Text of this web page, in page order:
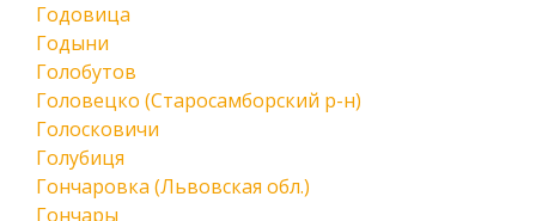
Годовица
Годыни
Голобутов
Головецко (Старосамборский р-н)
Голосковичи
Голубиця
Гончаровка (Львовская обл.)
Гончары